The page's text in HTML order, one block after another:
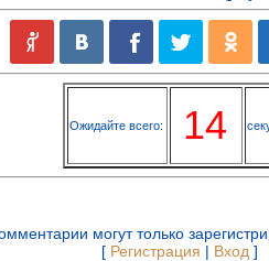
Ожидайте всего: 13
могут только
[ Регистрация | Вход ]